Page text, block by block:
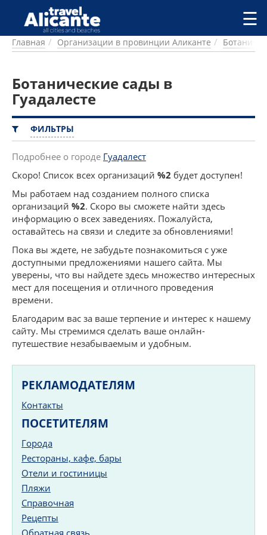
Перейти к основному содержанию
ГОРОДА
ПИТАНИЕ
ПРОЖИВАНИЕ
ПЛЯЖИ
ДОСТОПРИМЕЧАТЕЛЬНОСТИ
КЕМПИНГ
КОМАРКИ (РАЙОНЫ)
РЕЦЕПТЫ
ПРЕДЛОЖЕНИЯ
СТАТЬИ
УСЛУГИ
☰
Главная Организации в провинции Аликанте
Ботанические сады в
Гуадалесте
ФИЛЬТРЫ
Подробнее о городе Гуадалест
Скоро! Список всех организаций %2 будет доступен!
Мы работаем над созданием полного списка
организаций %2. Скоро вы сможете найти здесь
информацию о всех заведениях. Пожалуйста,
оставайтесь на связи и следите за обновлениями!
Пока вы ждете, не забудьте познакомиться с уже
доступными предложениями нашего сайта. Мы
уверены, что вы найдете здесь множество интересных
мест для посещения и отличного проведения
времени.
Благодарим вас за ваше терпение и интерес к нашему
сайту. Мы стремимся сделать ваше онлайн-
путешествие незабываемым и удобным.
РЕКЛАМОДАТЕЛЯМ
Контакты
ПОСЕТИТЕЛЯМ
Города
Рестораны, кафе, бары
Отели и гостиницы
Пляжи
Справочная
Рецепты
Обратная связь